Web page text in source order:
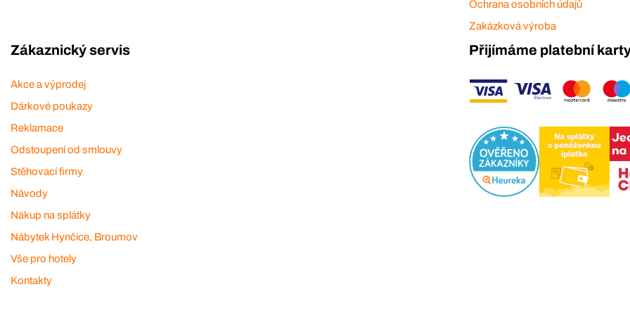
Ochrana osobních údajů
Zakázková výroba
Zákaznický servis
Akce a výprodej
Dárkové poukazy
Reklamace
Odstoupení od smlouvy
Stěhovací firmy
Návody
Nákup na splátky
Nábytek Hynčice, Broumov
Vše pro hotely
Kontakty
Přijímáme platební